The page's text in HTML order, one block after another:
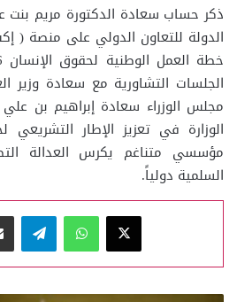
ذكر حساب سعادة الدكتورة مريم بنت
الدولة للتعاون الدولي على منصة (
الجلسات التشاورية مع سعادة وزير
مجلس الوزراء سعادة إبراهيم بن
الوزارة في تعزيز الإطار
مؤسسي متناغم يكرس العدالة
السلمية دولياً.
‫X
واتساب